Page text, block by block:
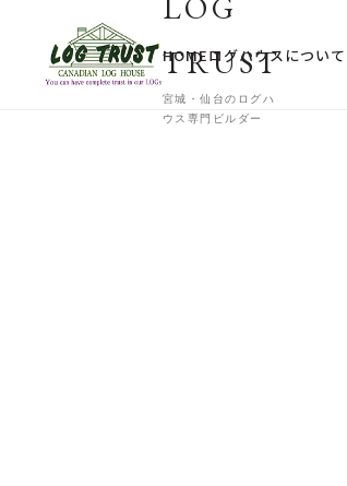
TRUST
宮城・仙台のログハ
ウス専門ビルダー
HOMEログハウスについて